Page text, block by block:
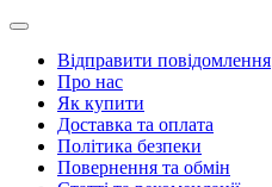
Відправити повідомлення
Про нас
Як купити
Доставка та оплата
Політика безпеки
Повернення та обмін